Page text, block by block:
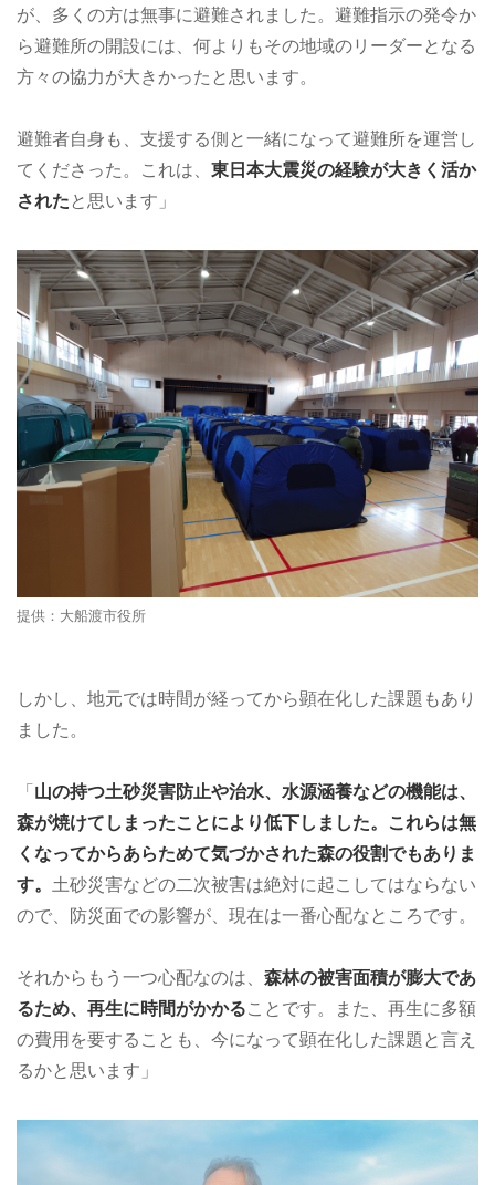
が、多くの方は無事に避難されました。避難指示の発令か
ら避難所の開設には、何よりもその地域のリーダーとなる
方々の協力が大きかったと思います。
避難者自身も、支援する側と一緒になって避難所を運営し
てくださった。これは、 東日本大震災の経験が大きく活か
された と思います」
提供：大船渡市役所
しかし、地元では時間が経ってから顕在化した課題もあり
ました。
「 山の持つ土砂災害防止や治水、水源涵養などの機能は、
森が焼けてしまったことにより低下しました。これらは無
くなってからあらためて気づかされた森の役割でもありま
す。 土砂災害などの二次被害は絶対に起こしてはならない
ので、防災面での影響が、現在は一番心配なところです。
それからもう一つ心配なのは、 森林の被害面積が膨大であ
るため、再生に時間がかかることです。また、再生に多額
の費用を要することも、今になって顕在化した課題と言え
るかと思います」